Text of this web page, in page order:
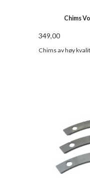
Chims
349,00
Chims av høy